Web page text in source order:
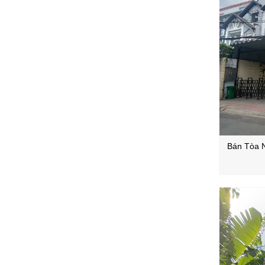
Bán Tòa